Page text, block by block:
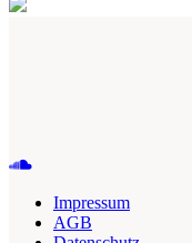
Impressum
AGB